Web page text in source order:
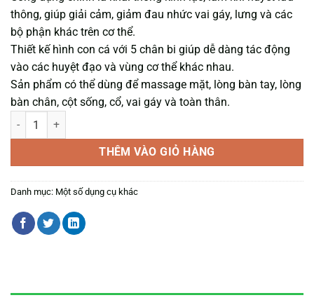
thông, giúp giải cảm, giảm đau nhức vai gáy, lưng và các
bộ phận khác trên cơ thể.
Thiết kế hình con cá với 5 chân bi giúp dễ dàng tác động
vào các huyệt đạo và vùng cơ thể khác nhau.
Sản phẩm có thể dùng để massage mặt, lòng bàn tay, lòng
bàn chân, cột sống, cổ, vai gáy và toàn thân.
DỤNG CỤ DIỆN CHẨN CÁ SỪNG số lượng
THÊM VÀO GIỎ HÀNG
Danh mục: Một số dụng cụ khác